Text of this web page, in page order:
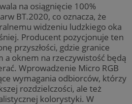
na osiągnięcie 100%
BT.2020, co oznacza, że
widzeniu ludzkiego oka
Producent pozycjonuje ten
przyszłości, gdzie granice
oknem na rzeczywistość będą
Wprowadzenie Micro RGB
wymagania odbiorców, którzy
rozdzielczości, ale też
kolorystyki. W